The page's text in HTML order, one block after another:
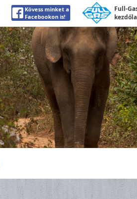
Kövess minket a
Facebookon is!
Full-